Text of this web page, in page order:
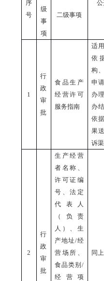
序
号
级
事
项
二级事项
1
行
政
审
批
食品生产
经营许可
服务指南
适
依
构
申
办
办
依
果
诉
2
行
政
审
批
生产经营
者名称、
许可证编
号、法定
代表人
（负责
人）、生
产地址/经
营场所、
食品类别 /
经营项
同上